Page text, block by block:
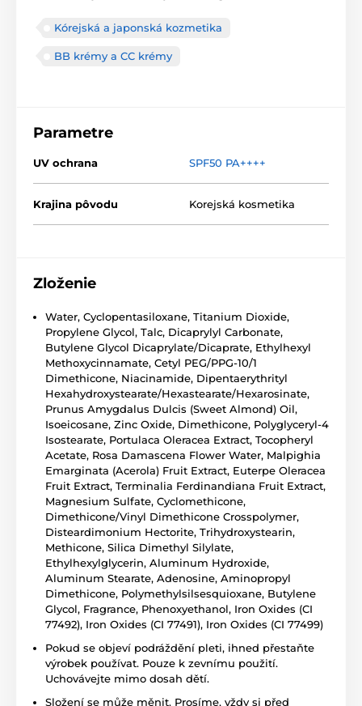
Kórejská a japonská kozmetika
BB krémy a CC krémy
Parametre
UV ochrana SPF50 PA++++
Krajina pôvodu Korejská kosmetika
Zloženie
Water, Cyclopentasiloxane, Titanium Dioxide,
Propylene Glycol, Talc, Dicaprylyl Carbonate,
Butylene Glycol Dicaprylate/Dicaprate, Ethylhexyl
Methoxycinnamate, Cetyl PEG/PPG-10/1
Dimethicone, Niacinamide, Dipentaerythrityl
Hexahydroxystearate/Hexastearate/Hexarosinate,
Prunus Amygdalus Dulcis (Sweet Almond) Oil,
Isoeicosane, Zinc Oxide, Dimethicone, Polyglyceryl-4
Isostearate, Portulaca Oleracea Extract, Tocopheryl
Acetate, Rosa Damascena Flower Water, Malpighia
Emarginata (Acerola) Fruit Extract, Euterpe Oleracea
Fruit Extract, Terminalia Ferdinandiana Fruit Extract,
Magnesium Sulfate, Cyclomethicone,
Dimethicone/Vinyl Dimethicone Crosspolymer,
Disteardimonium Hectorite, Trihydroxystearin,
Methicone, Silica Dimethyl Silylate,
Ethylhexylglycerin, Aluminum Hydroxide,
Aluminum Stearate, Adenosine, Aminopropyl
Dimethicone, Polymethylsilsesquioxane, Butylene
Glycol, Fragrance, Phenoxyethanol, Iron Oxides (CI
77492), Iron Oxides (CI 77491), Iron Oxides (CI 77499)
Pokud se objeví podráždění pleti, ihned přestaňte
výrobek používat. Pouze k zevnímu použití.
Uchovávejte mimo dosah dětí.
Složení se může měnit. Prosíme, vždy si před